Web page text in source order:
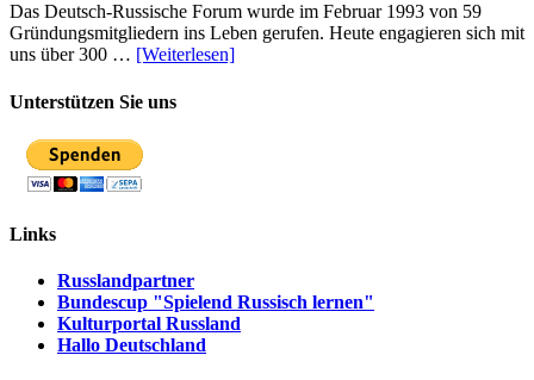
Das Deutsch-Russische Forum wurde im Februar 1993 von 59
Gründungsmitgliedern ins Leben gerufen. Heute engagieren sich mit
uns über 300 … [Weiterlesen]
Unterstützen Sie uns
Links
Russlandpartner
Bundescup "Spielend Russisch lernen"
Kulturportal Russland
Hallo Deutschland